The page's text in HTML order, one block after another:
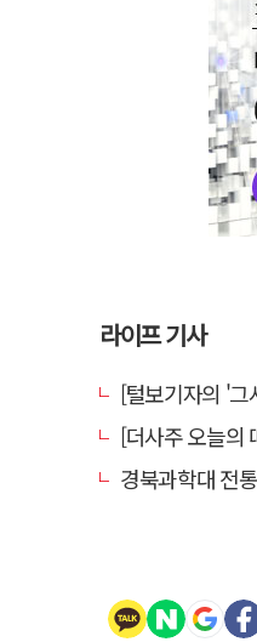
라이프 기사
[털보기자의 '그
[더사주 오늘의
경북과학대 전통